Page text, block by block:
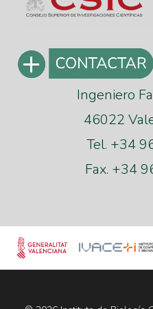
Ingeniero
46022
Tel. +34
Fax. +34